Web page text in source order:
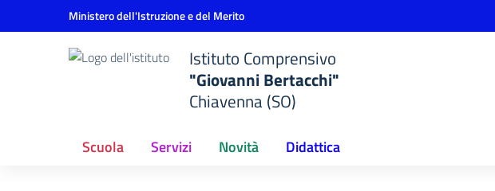
Vai ai contenuti
Vai al menu di navigazioneMinistero dell'Istruzione e del Merito
Istituto Comprensivo
"Giovanni Bertacchi"
Chiavenna (SO)
Scuola Servizi Novità Didattica